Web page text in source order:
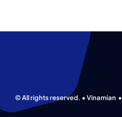
© All rights reserved. • Vinamian •